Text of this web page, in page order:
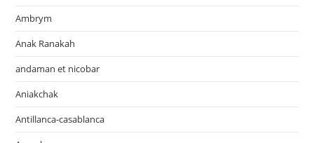
Ambrym
Anak Ranakah
andaman et nicobar
Aniakchak
Antillanca-casablanca